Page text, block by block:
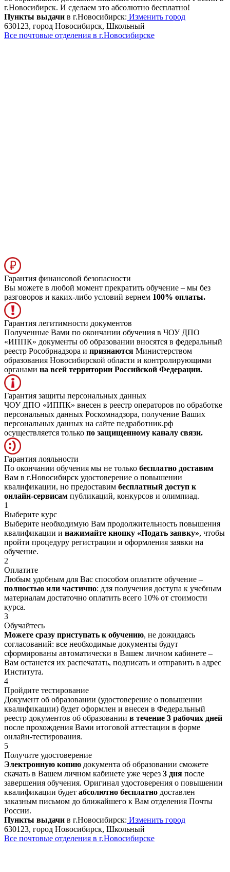
г.Новосибирск. И сделаем это абсолютно бесплатно!
Пункты выдачи в г.Новосибирск: Изменить город
630123, город Новосибирск, Школьный
Все почтовые отделения в г.Новосибирске
Гарантия финансовой безопасности
Вы можете в любой момент прекратить обучение – мы без
разговоров и каких-либо условий вернем 100% оплаты.
Гарантия легитимности документов
Полученные Вами по окончании обучения в ЧОУ ДПО
«ИППК» документы об образовании вносятся в федеральный
реестр Рособрнадзора и признаются Министерством
образования Новосибирской области и контролирующими
органами на всей территории Российской Федерации.
Гарантия защиты персональных данных
ЧОУ ДПО «ИППК» внесен в реестр операторов по обработке
персональных данных Роскомнадзора, получение Ваших
персональных данных на сайте педработник.рф
осуществляется только по защищенному каналу связи.
Гарантия лояльности
По окончании обучения мы не только бесплатно доставим
Вам в г.Новосибирск удостоверение о повышении
квалификации, но предоставим бесплатный доступ к
онлайн-сервисам публикаций, конкурсов и олимпиад.
1
Выберите курс
Выберите необходимую Вам продолжительность повышения
квалификации и нажимайте кнопку «Подать заявку», чтобы
пройти процедуру регистрации и оформления заявки на
обучение.
2
Оплатите
Любым удобным для Вас способом оплатите обучение –
полностью или частично: для получения доступа к учебным
материалам достаточно оплатить всего 10% от стоимости
курса.
3
Обучайтесь
Можете сразу приступать к обучению, не дожидаясь
согласований: все необходимые документы будут
сформированы автоматически в Вашем личном кабинете –
Вам останется их распечатать, подписать и отправить в адрес
Института.
4
Пройдите тестирование
Документ об образовании (удостоверение о повышении
квалификации) будет оформлен и внесен в Федеральный
реестр документов об образовании в течение 3 рабочих дней
после прохождения Вами итоговой аттестации в форме
онлайн-тестирования.
5
Получите удостоверение
Электронную копию документа об образовании сможете
скачать в Вашем личном кабинете уже через 3 дня после
завершения обучения. Оригинал удостоверения о повышении
квалификации будет абсолютно бесплатно доставлен
заказным письмом до ближайшего к Вам отделения Почты
России.
Пункты выдачи в г.Новосибирск: Изменить город
630123, город Новосибирск, Школьный
Все почтовые отделения в г.Новосибирске